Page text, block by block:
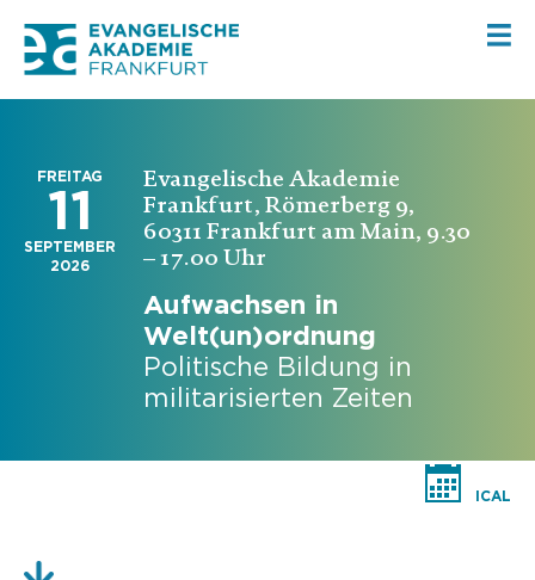
FREITAG
11
SEPTEMBER
2026
Evangelische Akademie
Frankfurt, Römerberg 9,
60311 Frankfurt am Main, 9.30
– 17.00 Uhr
Aufwachsen in
Welt(un)ordnung
Politische Bildung in
militarisierten Zeiten
ICAL